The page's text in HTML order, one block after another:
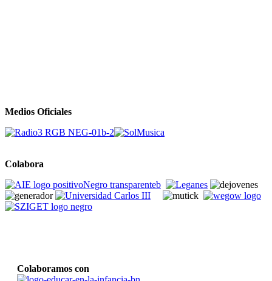
Medios Oficiales
Colabora
Colaboramos con